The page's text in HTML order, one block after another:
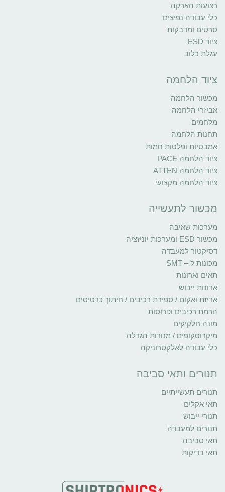
רצועות הארקה
כלי עבודה נפיצים
סרטים ומדבקות
ציוד ESD
עגלת כלוב
ציוד הלחמה
מכשור הלחמה
אביזרי הלחמה
מלחמים
תחנות הלחמה
אמבטיות ופלטות חמות
ציוד הלחמה PACE
ציוד הלחמה ATTEN
ציוד הלחמה מקצועי
מכשור לתעשייה
מערכות שאיבה
מכשור ESD ומערכות יוניזציה
דסיקטור למעבדה
מכונות ל – SMT
תאים וארונות
ארונות ייבוש
אריזת ואקום / ספירת רכיבים / חיתוך כרטיסים
הרמת רכיבים ופרוסות
מונה חלקיקים
מיקרוסקופים / מנורות הגדלה
כלי עבודה לאלקטרוניקה
תנורים ותאי סביבה
תנורים תעשייתיים
תאי אקלים
תנורי ייבוש
תנורים למעבדה
תאי סביבה
תאי בדיקות